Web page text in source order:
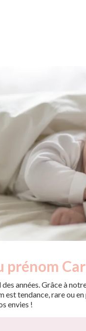
prénom
années. Grâce à
tendance, rare ou
envies !